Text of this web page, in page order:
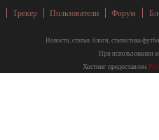
Трекер Пользователи Форум
Новости, статьи, блоги, статистика
При использовании
Хостинг предоставлен